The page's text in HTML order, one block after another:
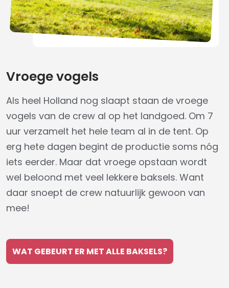
Vroege vogels
Als heel Holland nog slaapt staan de vroege
vogels van de crew al op het landgoed. Om 7
uur verzamelt het hele team al in de tent. Op
erg hete dagen begint de productie soms nóg
iets eerder. Maar dat vroege opstaan wordt
wel beloond met veel lekkere baksels. Want
daar snoept de crew natuurlijk gewoon van
mee!
WAT GEBEURT ER MET ALLE BAKSELS?